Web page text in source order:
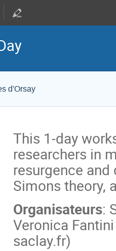
d'Orsay
This 1-day
researchers in
resurgence
Simons theory,
Organisateurs:
Veronica
saclay.fr)